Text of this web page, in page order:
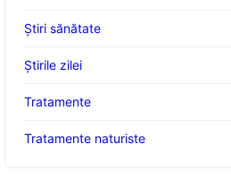
Ştiri sănătate
Știrile zilei
Tratamente
Tratamente naturiste